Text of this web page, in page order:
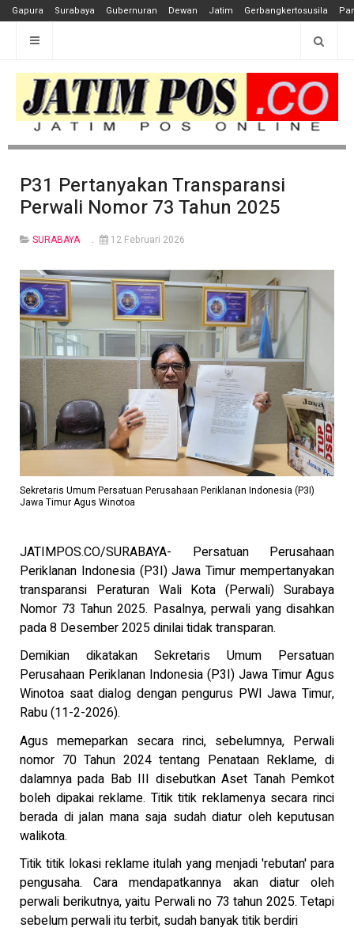
Gapura Surabaya Gubernuran Dewan Jatim Gerbangkertosusila
P31 Pertanyakan Transparansi
Perwali Nomor 73 Tahun 2025
SURABAYA 12 Februari 2026
Sekretaris Umum Persatuan Perusahaan Periklanan Indonesia (P3I)
Jawa Timur Agus Winotoa
JATIMPOS.CO/SURABAYA- Persatuan Perusahaan
Periklanan Indonesia (P3I) Jawa Timur mempertanyakan
transparansi Peraturan Wali Kota (Perwali) Surabaya
Nomor 73 Tahun 2025. Pasalnya, perwali yang disahkan
pada 8 Desember 2025 dinilai tidak transparan.
Demikian dikatakan Sekretaris Umum Persatuan
Perusahaan Periklanan Indonesia (P3I) Jawa Timur Agus
Winotoa saat dialog dengan pengurus PWI Jawa Timur,
Rabu (11-2-2026).
Agus memeparkan secara rinci, sebelumnya, Perwali
nomor 70 Tahun 2024 tentang Penataan Reklame, di
dalamnya pada Bab III disebutkan Aset Tanah Pemkot
boleh dipakai reklame. Titik titik reklamenya secara rinci
berada di jalan mana saja sudah diatur oleh keputusan
walikota.
Titik titik lokasi reklame itulah yang menjadi 'rebutan' para
pengusaha. Cara mendapatkannya akan diatur oleh
perwali berikutnya, yaitu Perwali no 73 tahun 2025. Tetapi
sebelum perwali itu terbit, sudah banyak titik berdiri